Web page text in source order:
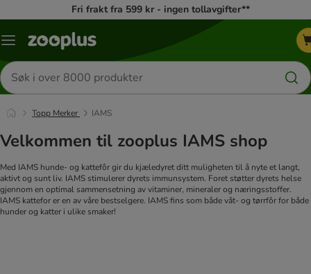
Fri frakt fra 599 kr - ingen tollavgifter**
Katalogmeny
Søk
etter
produkter
Topp Merker IAMS
Velkommen til zooplus IAMS shop
Med IAMS hunde- og kattefôr gir du kjæledyret ditt muligheten til å nyte et langt,
aktivt og sunt liv. IAMS stimulerer dyrets immunsystem. Foret støtter dyrets helse
gjennom en optimal sammensetning av vitaminer, mineraler og næringsstoffer.
IAMS kattefor er en av våre bestselgere. IAMS fins som både våt- og tørrfôr for både
hunder og katter i ulike smaker!